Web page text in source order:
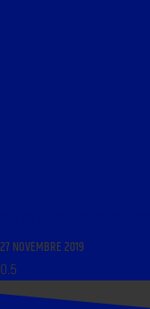
27 NOVEMBRE 2019